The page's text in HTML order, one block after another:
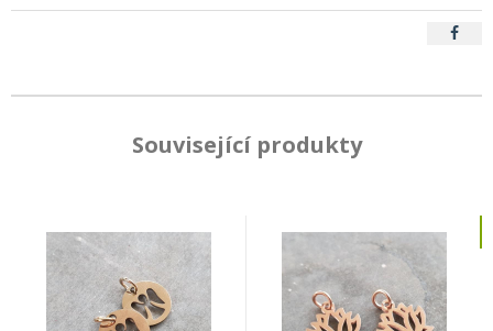
Související produkty